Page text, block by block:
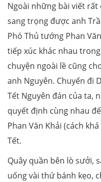
Ngoài những bài viết
sang trọng được anh
Phó Thủ tướng Phan
tiếp xúc khác nhau
chuyện ngoài lề cũng
anh Nguyên. Chuyến đi
Tết Nguyên đán của ta,
quyết định cùng nhau
Phan Văn Khải (cách
Tết.
Quây quần bên lò sưởi,
uống vài thứ bánh kẹo,